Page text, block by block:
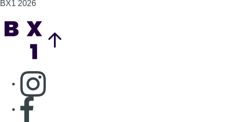
BX1 2026
Consulter page Instagram
Consulter page Facebook